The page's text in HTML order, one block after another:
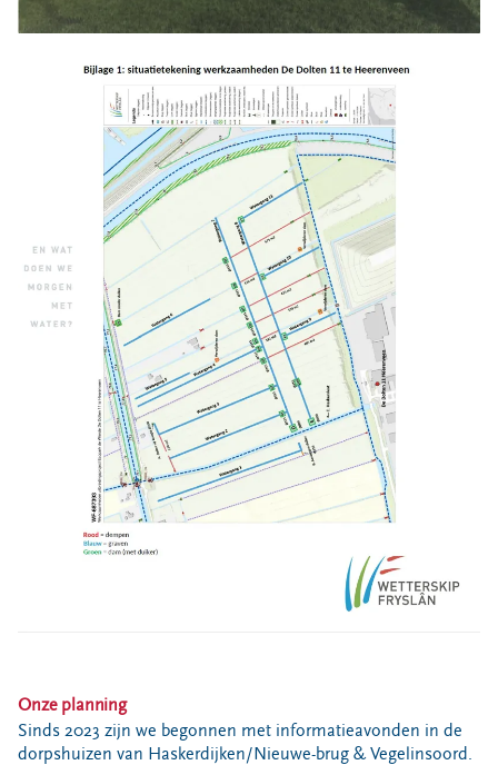
Onze planning
Sinds 2023 zijn we begonnen met informatieavonden in de
dorpshuizen van Haskerdijken/Nieuwe-brug & Vegelinsoord.